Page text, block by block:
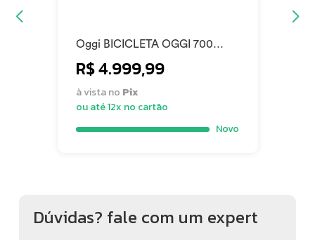
Oggi BICICLETA OGGI 700
AMAR/PTO/CINZA M 2024
2024
R$ 4.999,99
à vista no Pix
ou até 12x no cartão
Novo
Dúvidas? fale com um expert